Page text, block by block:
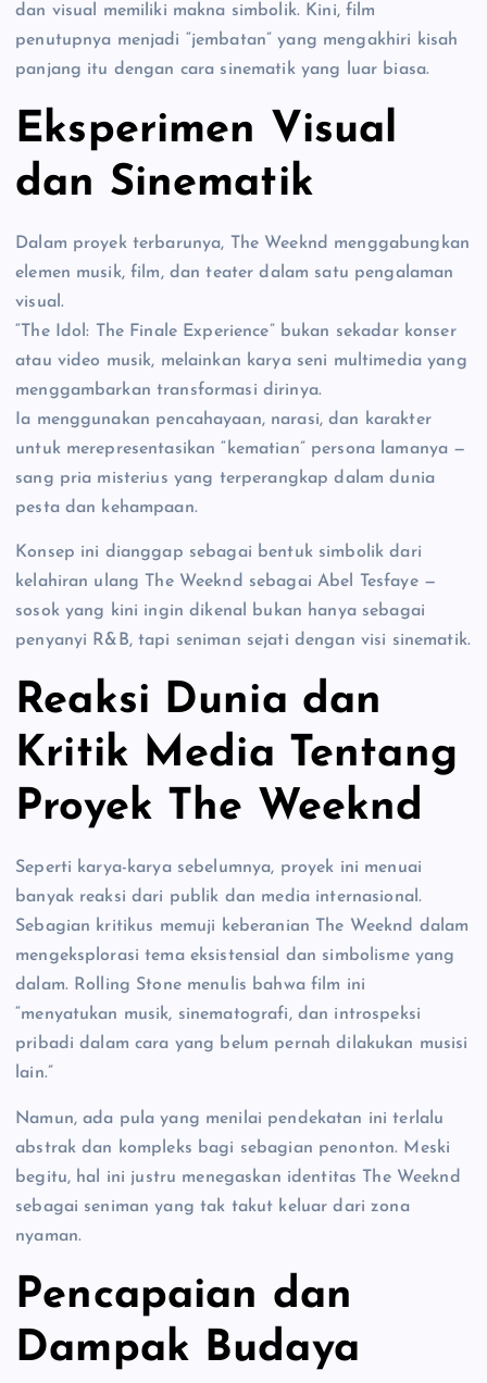
dan visual memiliki makna simbolik. Kini, film
penutupnya menjadi “jembatan” yang mengakhiri kisah
panjang itu dengan cara sinematik yang luar biasa.
Eksperimen Visual
dan Sinematik
Dalam proyek terbarunya, The Weeknd menggabungkan
elemen musik, film, dan teater dalam satu pengalaman
visual.
“The Idol: The Finale Experience” bukan sekadar konser
atau video musik, melainkan karya seni multimedia yang
menggambarkan transformasi dirinya.
Ia menggunakan pencahayaan, narasi, dan karakter
untuk merepresentasikan “kematian” persona lamanya —
sang pria misterius yang terperangkap dalam dunia
pesta dan kehampaan.
Konsep ini dianggap sebagai bentuk simbolik dari
kelahiran ulang The Weeknd sebagai Abel Tesfaye —
sosok yang kini ingin dikenal bukan hanya sebagai
penyanyi R&B, tapi seniman sejati dengan visi sinematik.
Reaksi Dunia dan
Kritik Media Tentang
Proyek The Weeknd
Seperti karya-karya sebelumnya, proyek ini menuai
banyak reaksi dari publik dan media internasional.
Sebagian kritikus memuji keberanian The Weeknd dalam
mengeksplorasi tema eksistensial dan simbolisme yang
dalam. Rolling Stone menulis bahwa film ini
“menyatukan musik, sinematografi, dan introspeksi
pribadi dalam cara yang belum pernah dilakukan musisi
lain.”
Namun, ada pula yang menilai pendekatan ini terlalu
abstrak dan kompleks bagi sebagian penonton. Meski
begitu, hal ini justru menegaskan identitas The Weeknd
sebagai seniman yang tak takut keluar dari zona
nyaman.
Pencapaian dan
Dampak Budaya